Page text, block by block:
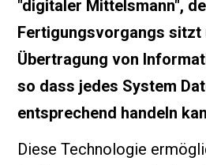
"digitaler Mittelsmann",
Fertigungsvorgangs sitzt
Übertragung von
so dass jedes System
entsprechend handeln
Diese Technologie